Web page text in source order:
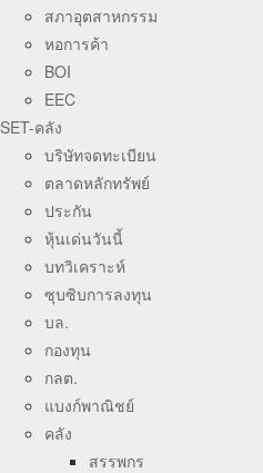
สภาอุตสาหกรรม
หอการค้า
BOI
EEC
SET-คลัง
บริษัทจดทะเบียน
ตลาดหลักทรัพย์
ประกัน
หุ้นเด่นวันนี้
บทวิเคราะห์
ซุบซิบการลงทุน
บล.
กองทุน
กลต.
แบงก์พาณิชย์
คลัง
สรรพกร